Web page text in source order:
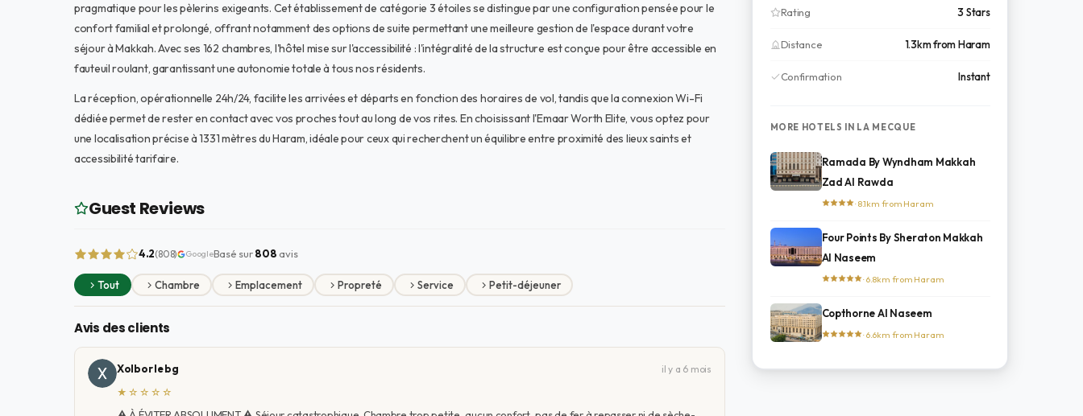
pragmatique pour les pèlerins exigeants. Cet établissement de catégorie 3 étoiles se distingue par une configuration pensée pour le
confort familial et prolongé, offrant notamment des options de suite permettant une meilleure gestion de l'espace durant votre
séjour à Makkah. Avec ses 162 chambres, l'hôtel mise sur l'accessibilité : l'intégralité de la structure est conçue pour être accessible en
fauteuil roulant, garantissant une autonomie totale à tous nos résidents.
La réception, opérationnelle 24h/24, facilite les arrivées et départs en fonction des horaires de vol, tandis que la connexion Wi-Fi
dédiée permet de rester en contact avec vos proches tout au long de vos rites. En choisissant l'Emaar Worth Elite, vous optez pour
une localisation précise à 1331 mètres du Haram, idéale pour ceux qui recherchent un équilibre entre proximité des lieux saints et
accessibilité tarifaire.
Guest Reviews
4.2(808) GoogleBasé sur808 avis
Tout Chambre Emplacement Propreté Service Petit-déjeuner
Avis des clients
Xolbor le bg
il y a 6 mois
★☆☆☆☆
Rating 3 Stars
Distance 1.3km from Haram
Confirmation Instant
MORE HOTELS IN LA MECQUE
Ramada By Wyndham Makkah
Zad Al Rawda
· 8.1km from Haram
Four Points By Sheraton Makkah
Al Naseem
· 6.8km from Haram
Copthorne Al Naseem
· 6.6km from Haram